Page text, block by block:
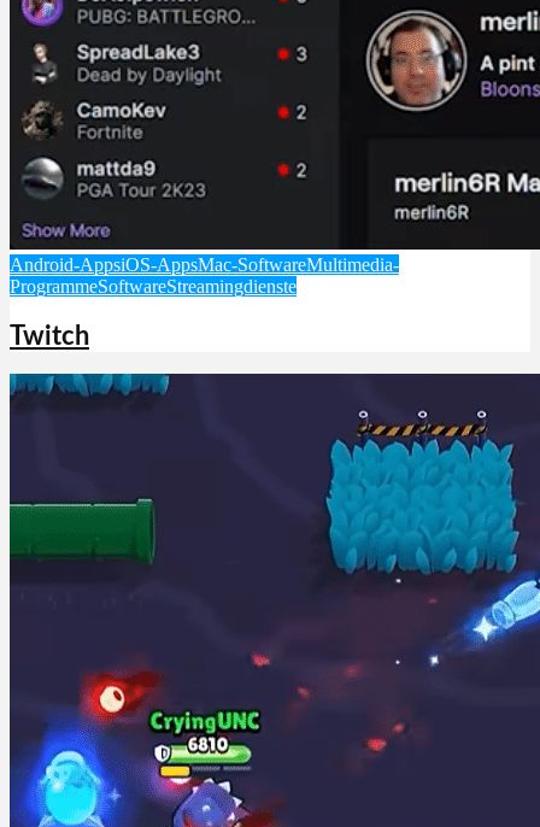
Android-AppsiOS-AppsMac-SoftwareMultimedia-
ProgrammeSoftwareStreamingdienste
Twitch